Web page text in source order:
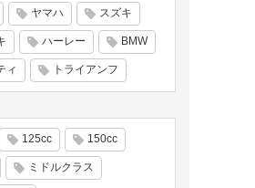
ヤマハ スズキ
ハーレー BMW
ィ トライアンフ
125cc 150cc
ミドルクラス